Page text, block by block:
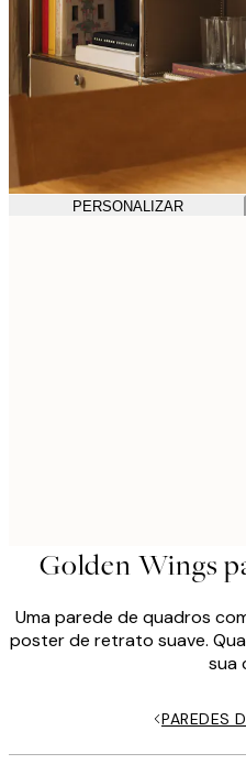
PERSONALIZAR
Golden Wings
Uma parede de quadros
poster de retrato suave.
sua
PAREDES